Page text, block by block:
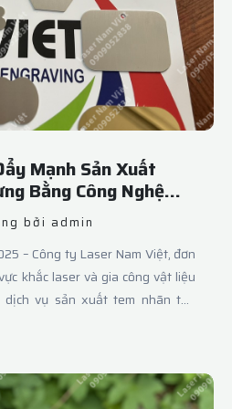
cho các shop phụ kiện, xưởng
Mạnh Sản Xuất
Bằng Công Nghệ
bởi admin
– Công ty Laser Nam Việt, đơn
khắc laser và gia công vật liệu
vụ sản xuất tem nhãn thú
diện và bảo vệ vật nuôi. Hiểu